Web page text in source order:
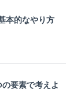
本的なやり方
要素で考えよ